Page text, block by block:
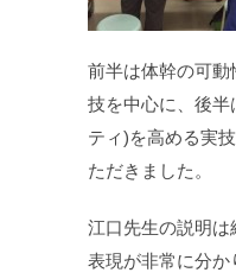
前半は体幹の可動
技を中心に、後半
ティ)を高める実
ただきました。
江口先生の説明
表現が非常に分か